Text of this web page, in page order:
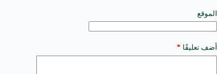
الموقع
أضف تعليقًا *
e
: